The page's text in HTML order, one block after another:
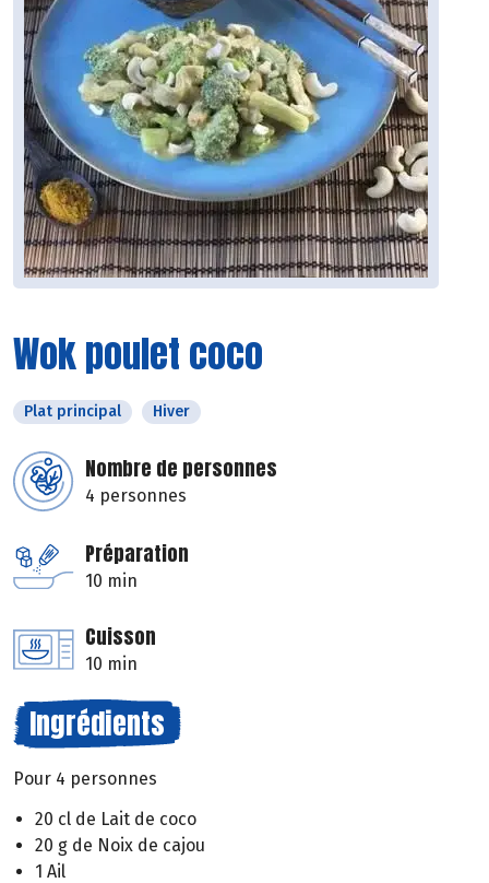
Wok poulet coco
Plat principal Hiver
Nombre de personnes
4 personnes
Préparation
10 min
Cuisson
10 min
Ingrédients
Pour 4 personnes
20 cl de Lait de coco
20 g de Noix de cajou
1 Ail